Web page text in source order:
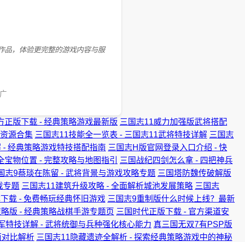
品，体验更完整的游戏内容与服
正版下载 - 经典策略游戏最新版 三国志11威力加强版武将搭配
源合集 三国志11技能全一览表 - 三国志11武将特技详解 三国志
经典策略游戏特技搭配指南 三国志H版官网登录入口介绍 - 快
宝物位置 - 完整攻略与地图指引
三国战纪四剑怎么拿 - 四把神兵
志9蔡琰在陈留 - 武将背景与游戏攻略专题 三国塔防魏传破解版
专题 三国志11建筑升级攻略 - 全面解析城池发展策略 三国志
载 - 免费畅玩经典怀旧游戏 三国志9重制版什么时候上线？最新
版 - 经典策略战棋手游专题页 三国时代正版下载 - 官方渠道安
特技详解 - 武将统御与兵种强化核心能力 真三国无双7有PSP版
比解析 三国志11隐藏遗迹全解析 - 探索经典策略游戏中的神秘